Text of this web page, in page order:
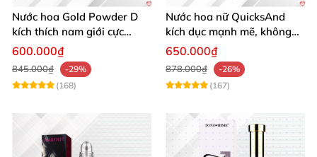
Nước hoa Gold Powder D
kích thích nam giới cực
mạnh tăng cường ham
600.000₫
845.000₫
-29%
(168)
Nước hoa nữ QuicksAnd
kích dục mạnh mẽ, không
mùi, quyến rũ chàng
650.000₫
878.000₫
-26%
(167)